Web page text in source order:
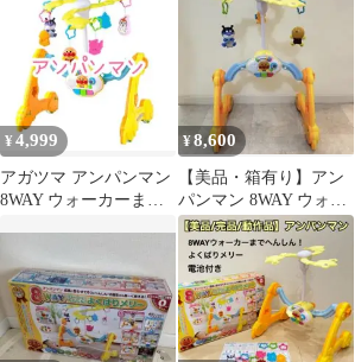
リー 箱付き
ジムメリー
¥ 4,999
アガツマ アンパンマン
8WAY ウォーカーまで
¥8,600
【美品・箱有り】アン
パンマン 8WAY ウォー
カーまでへんしん！よ
くばりメリー